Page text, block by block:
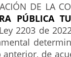
DE LA
PÚBLICA
2203 de
de